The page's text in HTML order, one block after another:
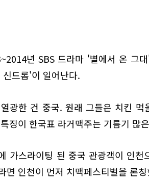
년 SBS 드라마 '별에서 온 그
신드롬'이 일어난다.
광한 건 중국. 원래 그들은 치킨
징이 한국표 라거맥주는 기름기 많
가스라이팅 된 중국 관광객이 인
면 인천이 먼저 치맥페스티벌을 론